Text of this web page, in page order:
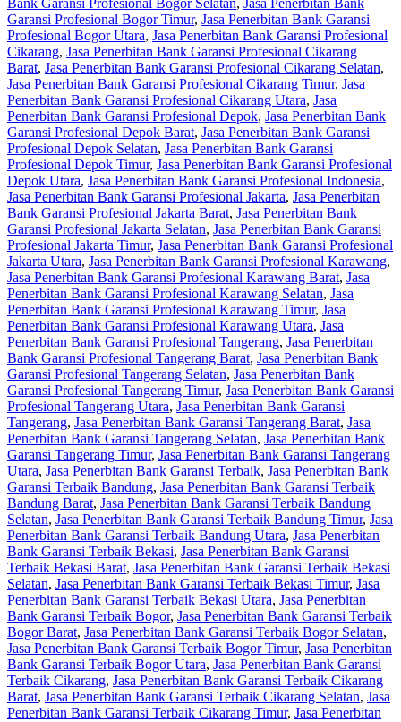
Garansi Profesional Bogor Timur, Jasa Penerbitan Bank Garansi
Profesional Bogor Utara, Jasa Penerbitan Bank Garansi Profesional
Cikarang, Jasa Penerbitan Bank Garansi Profesional Cikarang
Barat, Jasa Penerbitan Bank Garansi Profesional Cikarang Selatan,
Jasa Penerbitan Bank Garansi Profesional Cikarang Timur, Jasa
Penerbitan Bank Garansi Profesional Cikarang Utara, Jasa
Penerbitan Bank Garansi Profesional Depok, Jasa Penerbitan Bank
Garansi Profesional Depok Barat, Jasa Penerbitan Bank Garansi
Profesional Depok Selatan, Jasa Penerbitan Bank Garansi
Profesional Depok Timur, Jasa Penerbitan Bank Garansi Profesional
Depok Utara, Jasa Penerbitan Bank Garansi Profesional Indonesia,
Jasa Penerbitan Bank Garansi Profesional Jakarta, Jasa Penerbitan
Bank Garansi Profesional Jakarta Barat, Jasa Penerbitan Bank
Garansi Profesional Jakarta Selatan, Jasa Penerbitan Bank Garansi
Profesional Jakarta Timur, Jasa Penerbitan Bank Garansi Profesional
Jakarta Utara, Jasa Penerbitan Bank Garansi Profesional Karawang,
Jasa Penerbitan Bank Garansi Profesional Karawang Barat, Jasa
Penerbitan Bank Garansi Profesional Karawang Selatan, Jasa
Penerbitan Bank Garansi Profesional Karawang Timur, Jasa
Penerbitan Bank Garansi Profesional Karawang Utara, Jasa
Penerbitan Bank Garansi Profesional Tangerang, Jasa Penerbitan
Bank Garansi Profesional Tangerang Barat, Jasa Penerbitan Bank
Garansi Profesional Tangerang Selatan, Jasa Penerbitan Bank
Garansi Profesional Tangerang Timur, Jasa Penerbitan Bank Garansi
Profesional Tangerang Utara, Jasa Penerbitan Bank Garansi
Tangerang, Jasa Penerbitan Bank Garansi Tangerang Barat, Jasa
Penerbitan Bank Garansi Tangerang Selatan, Jasa Penerbitan Bank
Garansi Tangerang Timur, Jasa Penerbitan Bank Garansi Tangerang
Utara, Jasa Penerbitan Bank Garansi Terbaik, Jasa Penerbitan Bank
Garansi Terbaik Bandung, Jasa Penerbitan Bank Garansi Terbaik
Bandung Barat, Jasa Penerbitan Bank Garansi Terbaik Bandung
Selatan, Jasa Penerbitan Bank Garansi Terbaik Bandung Timur, Jasa
Penerbitan Bank Garansi Terbaik Bandung Utara, Jasa Penerbitan
Bank Garansi Terbaik Bekasi, Jasa Penerbitan Bank Garansi
Terbaik Bekasi Barat, Jasa Penerbitan Bank Garansi Terbaik Bekasi
Selatan, Jasa Penerbitan Bank Garansi Terbaik Bekasi Timur, Jasa
Penerbitan Bank Garansi Terbaik Bekasi Utara, Jasa Penerbitan
Bank Garansi Terbaik Bogor, Jasa Penerbitan Bank Garansi Terbaik
Bogor Barat, Jasa Penerbitan Bank Garansi Terbaik Bogor Selatan,
Jasa Penerbitan Bank Garansi Terbaik Bogor Timur, Jasa Penerbitan
Bank Garansi Terbaik Bogor Utara, Jasa Penerbitan Bank Garansi
Terbaik Cikarang, Jasa Penerbitan Bank Garansi Terbaik Cikarang
Barat, Jasa Penerbitan Bank Garansi Terbaik Cikarang Selatan, Jasa
Penerbitan Bank Garansi Terbaik Cikarang Timur, Jasa Penerbitan